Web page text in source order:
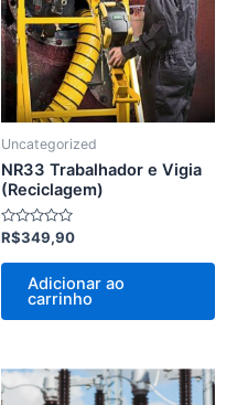
Uncategorized
NR33 Trabalhador e Vigia
(Reciclagem)
Avaliação
de
R$349,90
Adicionar ao
carrinho